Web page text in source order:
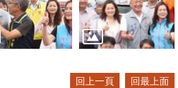
回上一頁 回最上面